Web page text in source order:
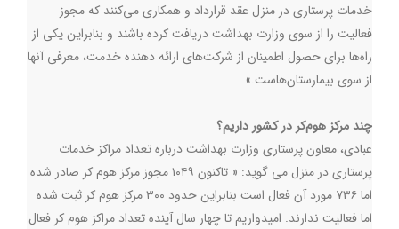
خدمات پرستاری در منزل عقد قرارداد و همکاری می‌کنند که مجوز
فعالیت را از سوی وزارت بهداشت دریافت کرده‌ باشند و بنابراین یکی از
راه‌ها برای حصول اطمینان از شرکت‌های ارائه دهنده خدمت، معرفی آنها
از سوی بیمارستان‌هاست.»
چند مرکز هوم‌کر در کشور داریم؟
عبادی، معاون پرستاری وزارت بهداشت درباره تعداد مراکز خدمات
پرستاری در منزل می گوید: « تاکنون ۱۰۴۹ مجوز مرکز هوم کر صادر شده
اما ۷۳۶ مورد آن فعال است بنابراین حدود ۳۰۰ مرکز هوم کر ثبت شده
اما فعالیت ندارند. امیدواریم تا چهار سال آینده تعداد مراکز هوم کر فعال